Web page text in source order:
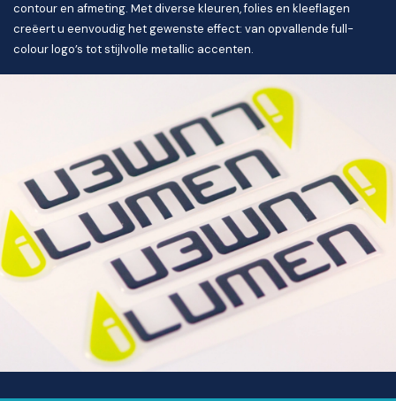
contour en afmeting. Met diverse kleuren, folies en kleeflagen
creëert u eenvoudig het gewenste effect: van opvallende full-
colour logo’s tot stijlvolle metallic accenten.